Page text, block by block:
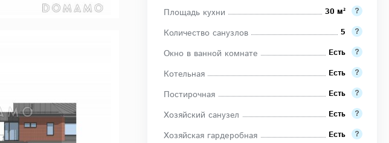
Площадь кухни 30 м²
Количество санузлов 5
Окно в ванной комнате Есть
Котельная Есть
Постирочная Есть
Хозяйский санузел Есть
Хозяйская гардеробная Есть